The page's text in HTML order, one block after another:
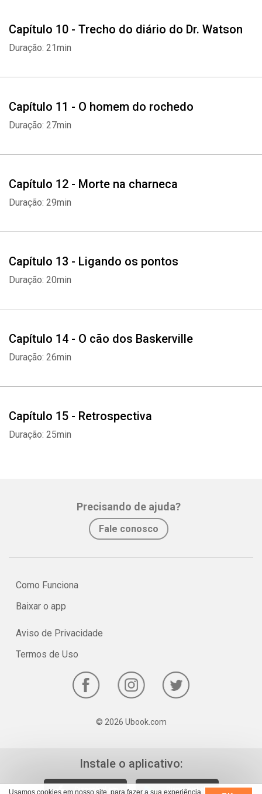
Usamos cookies em nosso site, para fazer a sua experiência
Capítulo 10 - Trecho do diário do Dr. Watson
Duração: 21min
Capítulo 11 - O homem do rochedo
Duração: 27min
Capítulo 12 - Morte na charneca
Duração: 29min
Capítulo 13 - Ligando os pontos
Duração: 20min
Capítulo 14 - O cão dos Baskerville
Duração: 26min
Capítulo 15 - Retrospectiva
Duração: 25min
Precisando de ajuda?
Fale conosco
Como Funciona
Baixar o app
Aviso de Privacidade
Termos de Uso
© 2026 Ubook.com
Instale o aplicativo: